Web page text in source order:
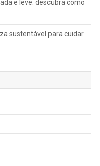
e leve: descubra como
sustentável para cuidar